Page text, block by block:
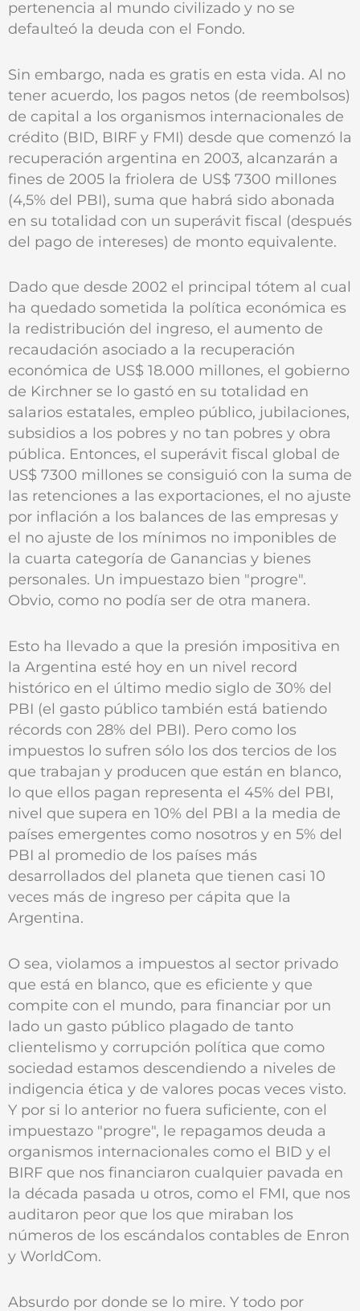
pertenencia al mundo civilizado y no se
defaulteó la deuda con el Fondo.
Sin embargo, nada es gratis en esta vida. Al no
tener acuerdo, los pagos netos (de reembolsos)
de capital a los organismos internacionales de
crédito (BID, BIRF y FMI) desde que comenzó la
recuperación argentina en 2003, alcanzarán a
fines de 2005 la friolera de US$ 7300 millones
(4,5% del PBI), suma que habrá sido abonada
en su totalidad con un superávit fiscal (después
del pago de intereses) de monto equivalente.
Dado que desde 2002 el principal tótem al cual
ha quedado sometida la política económica es
la redistribución del ingreso, el aumento de
recaudación asociado a la recuperación
económica de US$ 18.000 millones, el gobierno
de Kirchner se lo gastó en su totalidad en
salarios estatales, empleo público, jubilaciones,
subsidios a los pobres y no tan pobres y obra
pública. Entonces, el superávit fiscal global de
US$ 7300 millones se consiguió con la suma de
las retenciones a las exportaciones, el no ajuste
por inflación a los balances de las empresas y
el no ajuste de los mínimos no imponibles de
la cuarta categoría de Ganancias y bienes
personales. Un impuestazo bien "progre".
Obvio, como no podía ser de otra manera.
Esto ha llevado a que la presión impositiva en
la Argentina esté hoy en un nivel record
histórico en el último medio siglo de 30% del
PBI (el gasto público también está batiendo
récords con 28% del PBI). Pero como los
impuestos lo sufren sólo los dos tercios de los
que trabajan y producen que están en blanco,
lo que ellos pagan representa el 45% del PBI,
nivel que supera en 10% del PBI a la media de
países emergentes como nosotros y en 5% del
PBI al promedio de los países más
desarrollados del planeta que tienen casi 10
veces más de ingreso per cápita que la
Argentina.
O sea, violamos a impuestos al sector privado
que está en blanco, que es eficiente y que
compite con el mundo, para financiar por un
lado un gasto público plagado de tanto
clientelismo y corrupción política que como
sociedad estamos descendiendo a niveles de
indigencia ética y de valores pocas veces visto.
Y por si lo anterior no fuera suficiente, con el
impuestazo "progre", le repagamos deuda a
organismos internacionales como el BID y el
BIRF que nos financiaron cualquier pavada en
la década pasada u otros, como el FMI, que nos
auditaron peor que los que miraban los
números de los escándalos contables de Enron
y WorldCom.
Absurdo por donde se lo mire. Y todo por